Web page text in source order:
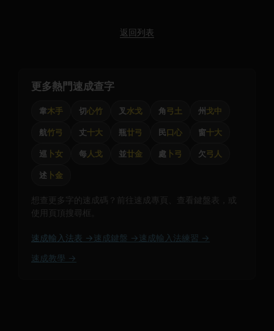
返回列表
更多熱門速成查字
韋木手 切心竹 叉 水戈 角弓土 州 戈中
航竹弓 丈十大 瓶廿弓 民口心 窗十大
巡 卜女 每人戈 並廿金 處 卜弓 欠弓人
述 卜金
想查更多字的速成碼？前往速成專頁、查看鍵盤表，或
使用頁頂搜尋框。
速成輸入法表 → 速成鍵盤 → 速成輸入法練習 →
速成教學 →